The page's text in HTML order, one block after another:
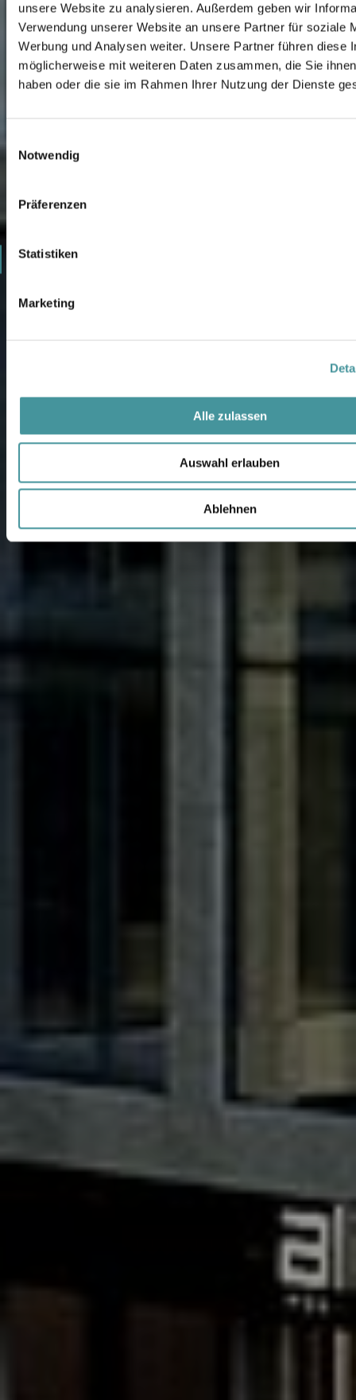
unsere Website zu analysieren. Außerdem geben wir
Verwendung unserer Website an unsere Partner für soziale
Werbung und Analysen weiter. Unsere Partner führen diese
möglicherweise mit weiteren Daten zusammen, die Sie
haben oder die sie im Rahmen Ihrer Nutzung der Dienste
Notwendig
Präferenzen
Statistiken
Marketing
Alle zulassen
Auswahl erlauben
Ablehnen
4
5